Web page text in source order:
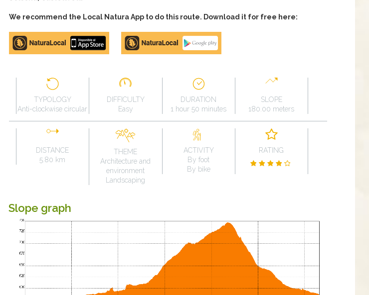
We recommend the Local Natura App to do this route. Download it for free here:
Apple
store
Google
Play
TYPOLOGY
Anti-clockwise circular
DIFFICULTY
Easy
DURATION
1 hour 50 minutes
SLOPE
180.00 meters
DISTANCE
5.80 km
THEME
Architecture and
environment
Landscaping
ACTIVITY
By foot
By bike
RATING
Slope graph